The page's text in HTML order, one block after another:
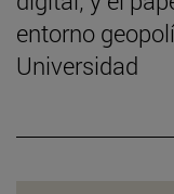
entorno
Universidad